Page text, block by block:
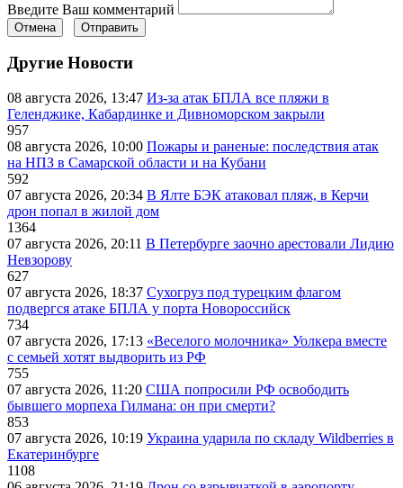
Введите Ваш комментарий
Отмена Отправить
Другие Новости
08 августа 2026, 13:47 Из-за атак БПЛА все пляжи в
Геленджике, Кабардинке и Дивноморском закрыли
957
08 августа 2026, 10:00 Пожары и раненые: последствия атак
на НПЗ в Самарской области и на Кубани
592
07 августа 2026, 20:34 В Ялте БЭК атаковал пляж, в Керчи
дрон попал в жилой дом
1364
07 августа 2026, 20:11 В Петербурге заочно арестовали Лидию
Невзорову
627
07 августа 2026, 18:37 Сухогруз под турецким флагом
подвергся атаке БПЛА у порта Новороссийск
734
07 августа 2026, 17:13 «Веселого молочника» Уолкера вместе
с семьей хотят выдворить из РФ
755
07 августа 2026, 11:20 США попросили РФ освободить
бывшего морпеха Гилмана: он при смерти?
853
07 августа 2026, 10:19 Украина ударила по складу Wildberries в
Екатеринбурге
1108